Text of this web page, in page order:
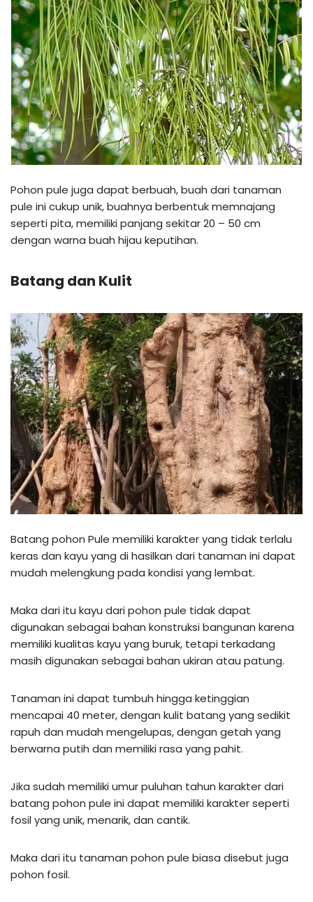
Pohon pule juga dapat berbuah, buah dari tanaman
pule ini cukup unik, buahnya berbentuk memnajang
seperti pita, memiliki panjang sekitar 20 – 50 cm
dengan warna buah hijau keputihan.
Batang dan Kulit
Batang pohon Pule memiliki karakter yang tidak terlalu
keras dan kayu yang di hasilkan dari tanaman ini dapat
mudah melengkung pada kondisi yang lembat.
Maka dari itu kayu dari pohon pule tidak dapat
digunakan sebagai bahan konstruksi bangunan karena
memiliki kualitas kayu yang buruk, tetapi terkadang
masih digunakan sebagai bahan ukiran atau patung.
Tanaman ini dapat tumbuh hingga ketinggian
mencapai 40 meter, dengan kulit batang yang sedikit
rapuh dan mudah mengelupas, dengan getah yang
berwarna putih dan memiliki rasa yang pahit.
Jika sudah memiliki umur puluhan tahun karakter dari
batang pohon pule ini dapat memiliki karakter seperti
fosil yang unik, menarik, dan cantik.
Maka dari itu tanaman pohon pule biasa disebut juga
pohon fosil.